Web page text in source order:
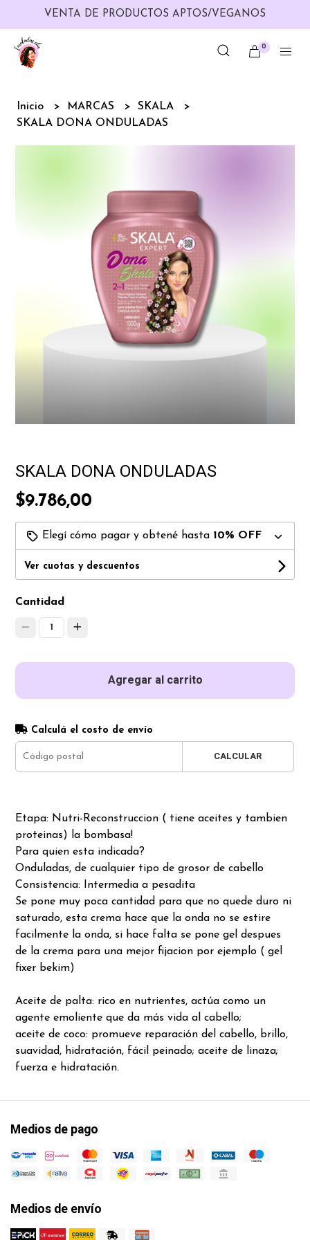
VENTA DE PRODUCTOS APTOS/VEGANOS
0
Inicio MARCAS
SKALA
SKALA DONA ONDULADAS
SKALA DONA ONDULADAS
$9.786,00
Elegí cómo pagar y obtené hasta 10% OFF
Ver cuotas y descuentos
Cantidad
1
Agregar al carrito
Calculá el costo de envío
CALCULAR
Etapa: Nutri-Reconstruccion ( tiene aceites y tambien
proteinas) la bombasa!
Para quien esta indicada?
Onduladas, de cualquier tipo de grosor de cabello
Consistencia: Intermedia a pesadita
Se pone muy poca cantidad para que no quede duro ni
saturado, esta crema hace que la onda no se estire
facilmente la onda, si hace falta se pone gel despues
de la crema para una mejor fijacion por ejemplo ( gel
fixer bekim)
Aceite de palta: rico en nutrientes, actúa como un
agente emoliente que da más vida al cabello;
aceite de coco: promueve reparación del cabello, brillo,
suavidad, hidratación, fácil peinado; aceite de linaza;
fuerza e hidratación.
Medios de pago
Medios de envío